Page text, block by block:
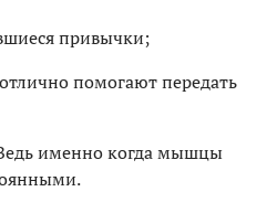
привычки;
помогают передать
именно когда мышцы